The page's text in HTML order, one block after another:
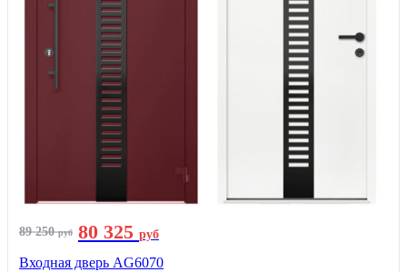
89 250руб 80 325 руб
Входная дверь AG6070